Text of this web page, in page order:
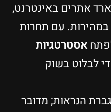
מ-1.8 מיליארד אתרים באינטרנט,
עם תחרות
אסטרטגיות
לבלוט בשוק
הנראות; מדובר